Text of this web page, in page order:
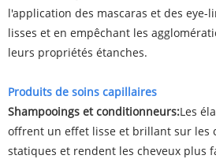
l'application des mascaras et des
lisses et en empêchant les
leurs propriétés étanches.
Produits de soins capillaires
Shampooings et conditionneurs:Les
offrent un effet lisse et brillant sur les
statiques et rendent les cheveux plus